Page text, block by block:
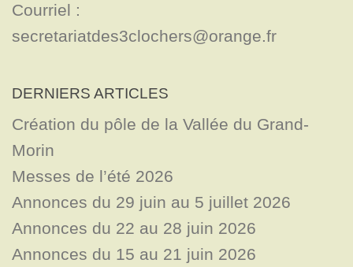
Courriel :
secretariatdes3clochers@orange.fr
DERNIERS ARTICLES
Création du pôle de la Vallée du Grand-
Morin
Messes de l’été 2026
Annonces du 29 juin au 5 juillet 2026
Annonces du 22 au 28 juin 2026
Annonces du 15 au 21 juin 2026